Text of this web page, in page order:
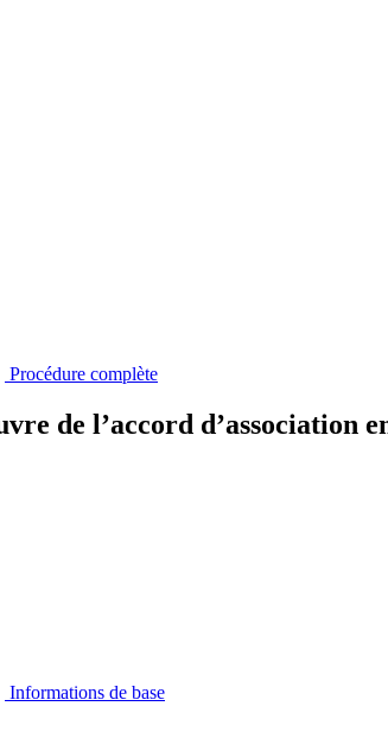
Procédure complète
de l’accord d’association
Informations de base